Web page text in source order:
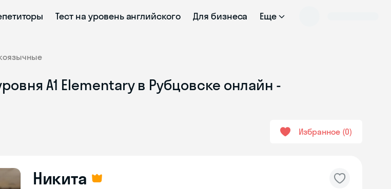
Тест на уровень английского Для бизнеса Еще
A1 Elementary в Рубцовске онлайн -
Избранное 0
Никита